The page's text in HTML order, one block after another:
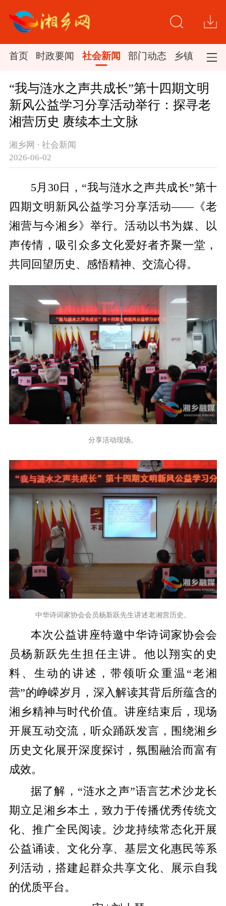
首页 时政要闻 社会新闻 部门动态 乡镇新闻
“我与涟水之声共成长”第十四期文明
新风公益学习分享活动举行：探寻老
湘营历史 赓续本土文脉
湘乡网 · 社会新闻
2026-06-02
5月30日，“我与涟水之声共成长”第十
四期文明新风公益学习分享活动——《老
湘营与今湘乡》举行。活动以书为媒、以
声传情，吸引众多文化爱好者齐聚一堂，
共同回望历史、感悟精神、交流心得。
分享活动现场。
中华诗词家协会会员杨新跃先生讲述老湘营历史。
本次公益讲座特邀中华诗词家协会会
员杨新跃先生担任主讲。他以翔实的史
料、生动的讲述，带领听众重温“老湘
营”的峥嵘岁月，深入解读其背后所蕴含的
湘乡精神与时代价值。讲座结束后，现场
开展互动交流，听众踊跃发言，围绕湘乡
历史文化展开深度探讨，氛围融洽而富有
成效。
据了解，“涟水之声”语言艺术沙龙长
期立足湘乡本土，致力于传播优秀传统文
化、推广全民阅读。沙龙持续常态化开展
公益诵读、文化分享、基层文化惠民等系
列活动，搭建起群众共享文化、展示自我
的优质平台。